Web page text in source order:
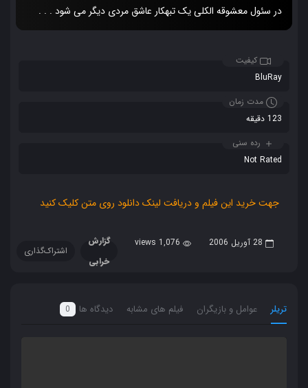
در سئول معشوقه الکلی یک تبهکار عاشق مردی دیگر می شود . . .
کیفیت
BluRay
مدت زمان
123 دقیقه
رده سنی
Not Rated
جهت خرید این فیلم و دریافت لینک دانلود روی متن کلیک کنید
28 آوریل 2006 1,076 views
گزارش
خرابی
اشتراک‌گذاری
تریلر عوامل و بازیگران فیلم های مشابه دیدگاه ها 0